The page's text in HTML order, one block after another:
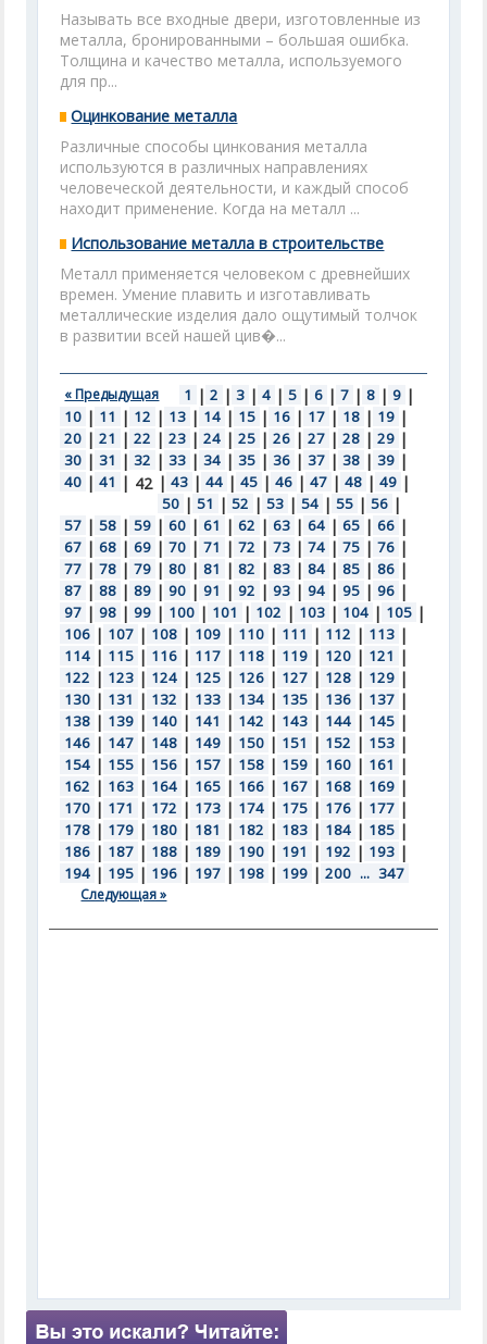
Называть все входные двери, изготовленные из
металла, бронированными – большая ошибка.
Толщина и качество металла, используемого
для пр...
Оцинкование металла
Различные способы цинкования металла
используются в различных направлениях
человеческой деятельности, и каждый способ
находит применение. Когда на металл ...
Использование металла в строительстве
Металл применяется человеком с древнейших
времен. Умение плавить и изготавливать
металлические изделия дало ощутимый толчок
в развитии всей нашей цив�...
« Предыдущая 1 | 2 | 3 | 4 | 5 | 6 | 7 | 8 | 9 |
10 | 11 | 12 | 13 | 14 | 15 | 16 | 17 | 18 | 19 |
20 | 21 | 22 | 23 | 24 | 25 | 26 | 27 | 28 | 29 |
30 | 31 | 32 | 33 | 34 | 35 | 36 | 37 | 38 | 39 |
40 | 41 | 42 | 43 | 44 | 45 | 46 | 47 | 48 | 49 |
50 | 51 | 52 | 53 | 54 | 55 | 56 |
57 | 58 | 59 | 60 | 61 | 62 | 63 | 64 | 65 | 66 |
67 | 68 | 69 | 70 | 71 | 72 | 73 | 74 | 75 | 76 |
77 | 78 | 79 | 80 | 81 | 82 | 83 | 84 | 85 | 86 |
87 | 88 | 89 | 90 | 91 | 92 | 93 | 94 | 95 | 96 |
97 | 98 | 99 | 100 | 101 | 102 | 103 | 104 | 105 |
106 | 107 | 108 | 109 | 110 | 111 | 112 | 113 |
114 | 115 | 116 | 117 | 118 | 119 | 120 | 121 |
122 | 123 | 124 | 125 | 126 | 127 | 128 | 129 |
130 | 131 | 132 | 133 | 134 | 135 | 136 | 137 |
138 | 139 | 140 | 141 | 142 | 143 | 144 | 145 |
146 | 147 | 148 | 149 | 150 | 151 | 152 | 153 |
154 | 155 | 156 | 157 | 158 | 159 | 160 | 161 |
162 | 163 | 164 | 165 | 166 | 167 | 168 | 169 |
170 | 171 | 172 | 173 | 174 | 175 | 176 | 177 |
178 | 179 | 180 | 181 | 182 | 183 | 184 | 185 |
186 | 187 | 188 | 189 | 190 | 191 | 192 | 193 |
194 | 195 | 196 | 197 | 198 | 199 | 200 ... 347
Следующая »